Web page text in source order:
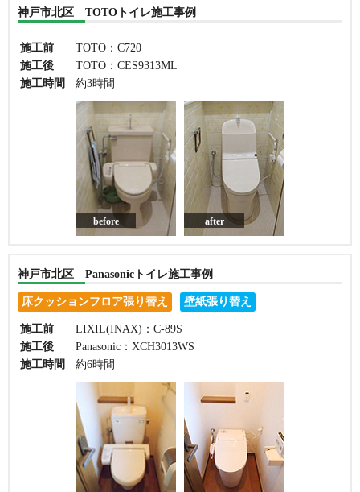
神戸市北区 TOTOトイレ施工事例
施工前
TOTO：C720
施工後
TOTO：CES9313ML
施工時間
約3時間
before after
神戸市北区 Panasonicトイレ施工事例
床クッションフロア張り替え 壁紙張り替え
施工前
LIXIL(INAX)：C-89S
施工後
Panasonic：XCH3013WS
施工時間
約6時間